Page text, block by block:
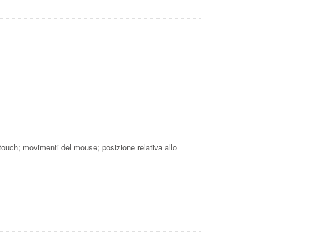
movimenti del mouse; posizione relativa allo